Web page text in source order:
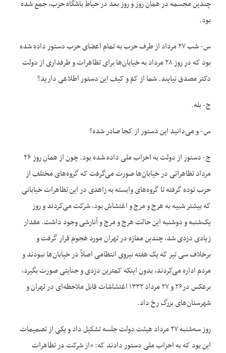
چندین مجسمه در همان روز و روز بعد در حیاط باشگاه حزب، جمع شده
بود.
س- شب ۲۷ مرداد از طرف حزب به تمام اعضای حزب دستور داده شده
بود که در روز ۲۸ مرداد به خیابان‌ها برای تظاهرات و طرفداری از دولت
دکتر مصدق نیایند. شما از کمّ و کیف این دستور اطلاعی دارید؟
ج- بله.
س- و می‌دانید این دستور از کجا صادر شده؟
ج- دستور از دولت به احزاب ملی داده شده بود. چون از همان روز ۲۶
مرداد تظاهراتی در خیابان‌ها صورت می‌گرفت که گروه‌های مختلف از
حزب توده گرفته تا گروه‌های وابسته به زاهدی در این تظاهرات خیابانی
که بیشتر شبیه به هرج و مرج و اغتشاش بود، شرکت می‌کردند و روز
یک‌شنبه و دوشنبه این حالت هرج و مرج و آنارشی وجود داشت. مقدار
زیادی دزدی شد، چندین مغازه در تهران مورد هجوم قرار گرفت و
برخلاف سی تیر که یک هفته نیروی انتظامی اصلاً در خیابان‌ها نبودند و
مردم اداره می‌کردند، بدون اینکه کمترین دزدی و جنایتی صورت بگیرد،
برعکس در۲۶ و ۲۷ مرداد ۱۳۳۲ اغتشاشات قابل ملاحظه‌ای در تهران و
شهرستان‌های بزرگ رخ داد.
روز سه‌شنبه ۲۷ مرداد هیئت دولت جلسه تشکیل داد و یکی از تصمیمات
این بود که به احزاب ملی دستور دادند که: «از شرکت در تظاهرات